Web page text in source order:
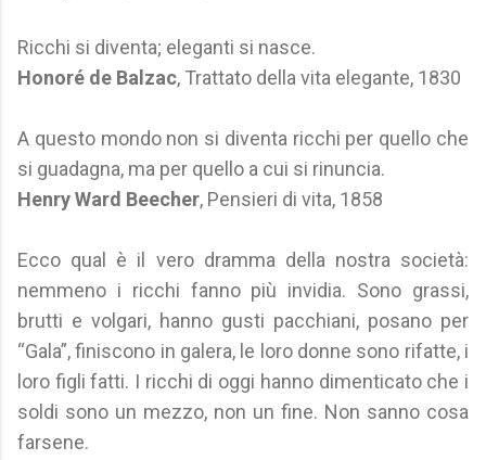
Ricchi si diventa; eleganti si nasce.
Honoré de Balzac, Trattato della vita elegante, 1830
A questo mondo non si diventa ricchi per quello che
si guadagna, ma per quello a cui si rinuncia.
Henry Ward Beecher, Pensieri di vita, 1858
Ecco qual è il vero dramma della nostra società:
nemmeno i ricchi fanno più invidia. Sono grassi,
brutti e volgari, hanno gusti pacchiani, posano per
“Gala”, finiscono in galera, le loro donne sono rifatte, i
loro figli fatti. I ricchi di oggi hanno dimenticato che i
soldi sono un mezzo, non un fine. Non sanno cosa
farsene.